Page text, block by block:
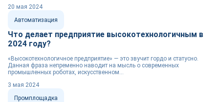
Автоматизация
20 мая 2024
Что делает предприятие высокотехнологичным в
2024 году?
«Высокотехнологичное предприятие» — это звучит гордо и статусно.
Данная фраза непременно наводит на мысль о современных
промышленных роботах, искусственном...
Промплощадка
3 мая 2024